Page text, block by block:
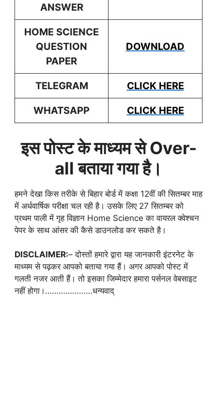
ANSWER
HOME SCIENCE
QUESTION
PAPER
DOWNLOAD
TELEGRAM CLICK HERE
WHATSAPP CLICK HERE
इस पोस्ट के माध्यम से Over-
all बताया गया है।
हमने देखा किस तरीके से बिहार बोर्ड में कक्षा 12वीं की सितम्बर माह
में अर्धवार्षिक परीक्षा चल रही है। उसके लिए 27 सितम्बर को
प्रथम पाली में गृह विज्ञान Home Science का वायरल क्वेश्चन
पेपर के साथ आंसर की कैसे डाउनलोड कर सकते है।
DISCLAIMER:– दोस्तों हमारे द्वारा यह जानकारी इंटरनेट के
माध्यम से पढ़कर आपको बताया गया हैं। अगर आपको पोस्ट में
गलती नजर आती हैं। तो इसका जिम्मेदार हमारा पर्सनल वेबसाइट
नहीं होगा।…………………धन्यवाद्